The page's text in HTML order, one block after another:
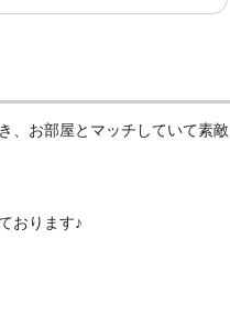
、お部屋とマッチしていて素敵
おります♪